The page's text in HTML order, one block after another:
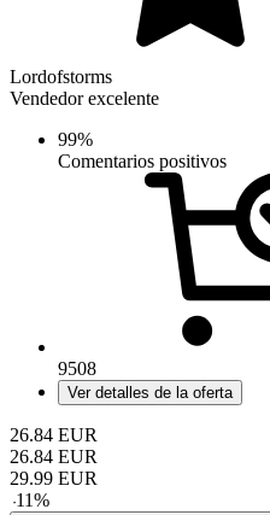
Lordofstorms
Vendedor excelente
99%
Comentarios positivos
9508
Ver detalles de la oferta
26.84 EUR
26.84 EUR
29.99 EUR
-11%